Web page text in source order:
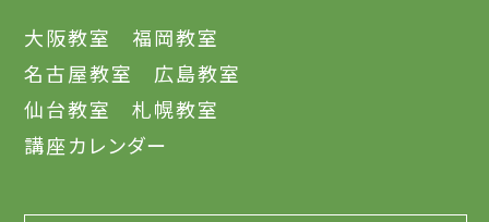
大阪教室
福岡教室
名古屋教室
広島教室
仙台教室
札幌教室
講座カレンダー